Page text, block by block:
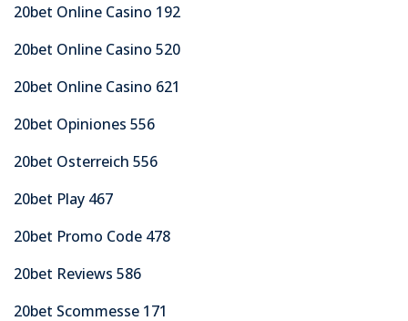
20bet Online Casino 192
20bet Online Casino 520
20bet Online Casino 621
20bet Opiniones 556
20bet Osterreich 556
20bet Play 467
20bet Promo Code 478
20bet Reviews 586
20bet Scommesse 171